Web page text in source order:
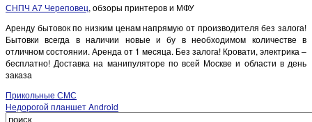
СНПЧ А7 Череповец, обзоры принтеров и МФУ
Аренду бытовок по низким ценам напрямую от производителя без залога!
Бытовки всегда в наличии новые и бу в необходимом количестве в
отличном состоянии. Аренда от 1 месяца. Без залога! Кровати, электрика –
бесплатно! Доставка на манипуляторе по всей Москве и области в день
заказа
Прикольные СМС
Недорогой планшет Android